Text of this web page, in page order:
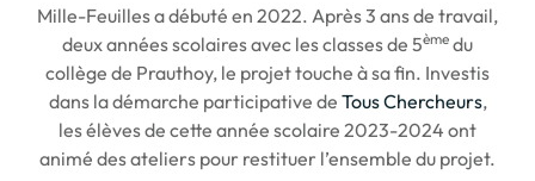
Mille-Feuilles a débuté en 2022. Après 3 ans de travail,
deux années scolaires avec les classes de 5ème du
collège de Prauthoy, le projet touche à sa fin. Investis
dans la démarche participative de Tous Chercheurs,
les élèves de cette année scolaire 2023-2024 ont
animé des ateliers pour restituer l’ensemble du projet.